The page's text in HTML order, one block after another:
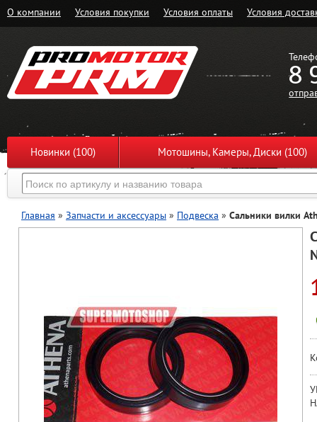
О компании Условия покупки Условия оплаты Условия
8
Новинки (100) Мотошины, Камеры, Диски (100)
Главная » Запчасти и аксессуары » Подвеска » Сальники вилки